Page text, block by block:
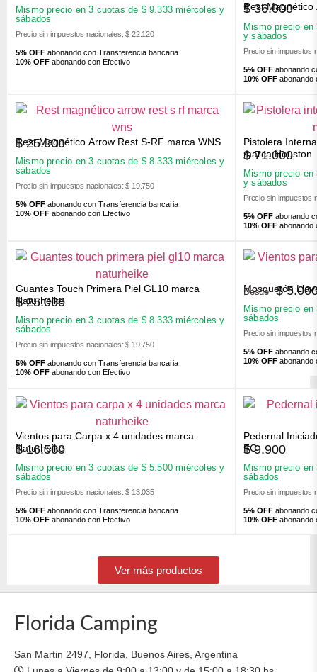
Mismo precio en 3 cuotas de $9.333 miércoles y
sábados
Precio sin impuestos nacionales: $ 22.120
5% OFF abonando con Transferencia bancaria
10% OFF abonando con Efectivo
Rest Magnético
$36.000
Mismo precio
y sábados
Precio sin impuestos
5% OFF abonando
10% OFF abonando
Rest Magnético Arrow Rest S-RF marca WNS
$25.000
Mismo precio en 3 cuotas de $8.333 miércoles y
sábados
Precio sin impuestos nacionales: $ 19.750
5% OFF abonando con Transferencia bancaria
10% OFF abonando con Efectivo
Pistolera
marca Houston
$71.000
Mismo precio
y sábados
Precio sin impuestos
5% OFF abonando
10% OFF abonando
Guantes Touch Primera Piel GL10 marca
Naturheike
$25.000
Mismo precio en 3 cuotas de $8.333 miércoles y
sábados
Precio sin impuestos nacionales: $ 19.750
5% OFF abonando con Transferencia bancaria
10% OFF abonando con Efectivo
Mosquetón
Desde $
Mismo precio
sábados
Precio sin impuestos
5% OFF abonando
10% OFF abonando
Vientos para Carpa x 4 unidades marca
Naturheike
$16.500
Mismo precio en 3 cuotas de $5.500 miércoles y
sábados
Precio sin impuestos nacionales: $ 13.035
5% OFF abonando con Transferencia bancaria
10% OFF abonando con Efectivo
Pedernal
FC
$9.900
Mismo precio
sábados
Precio sin impuestos
5% OFF abonando
10% OFF abonando
Ver más productos
Florida Camping
San Martin 2497, Florida, Buenos Aires, Argentina